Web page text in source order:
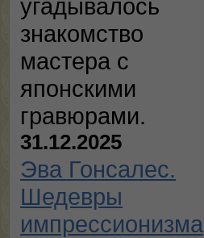
угадывалось
знакомство
мастера с
японскими
гравюрами.
31.12.2025
Эва Гонсалес.
Шедевры
импрессионизма